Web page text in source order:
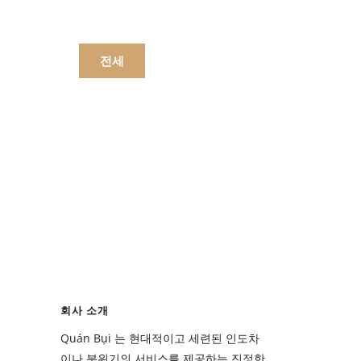
메뉴
료수
전세
회사 소개
Quán Bụi 는 현대적이고 세련된 인도차